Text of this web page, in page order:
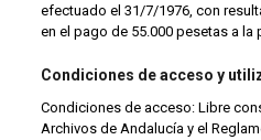
efectuado el 31/7/1976, con
en el pago de 55.000 pesetas a la
Condiciones de acceso y
Condiciones de acceso: Libre
Archivos de Andalucía y el